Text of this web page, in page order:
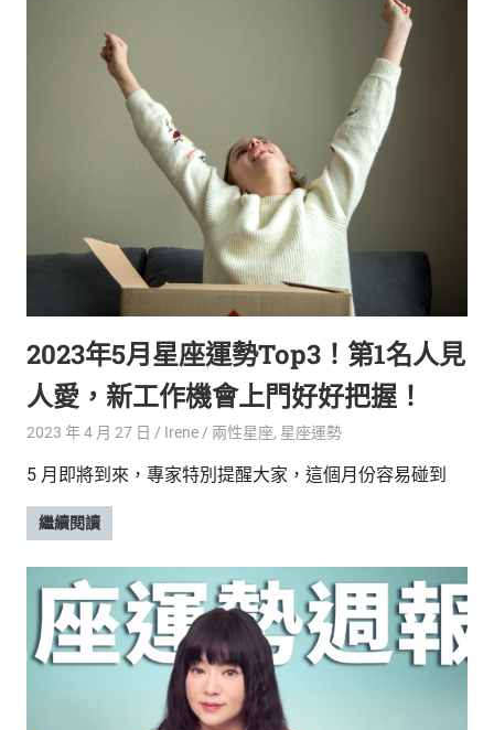
2023年5月星座運勢Top3！第1名人見
人愛，新工作機會上門好好把握！
2023 年 4 月 27 日 Irene 兩性星座, 星座運勢
5 月即將到來，專家特別提醒大家，這個月份容易碰到
繼續閱讀